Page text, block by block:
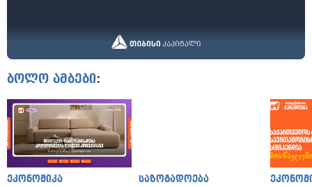
ბოლო ამბები:
ეკონომიკა საზოგადოება